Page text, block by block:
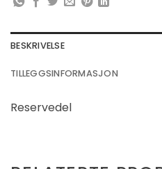
BESKRIVELSE
TILLEGGSINFORMASJON
Reservedel